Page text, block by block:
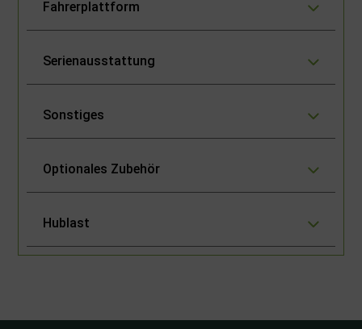
Fahrerplattform
Serienausstattung
Sonstiges
Optionales Zubehör
Hublast